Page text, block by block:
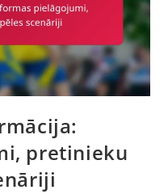
pretinieku